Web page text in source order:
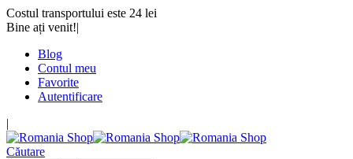
Costul transportului este 24 lei
Bine ați venit!|
Blog
Contul meu
Favorite
Autentificare
|
Căutare